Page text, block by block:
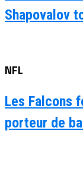
Shapovalov
NFL
Les Falcons
porteur de